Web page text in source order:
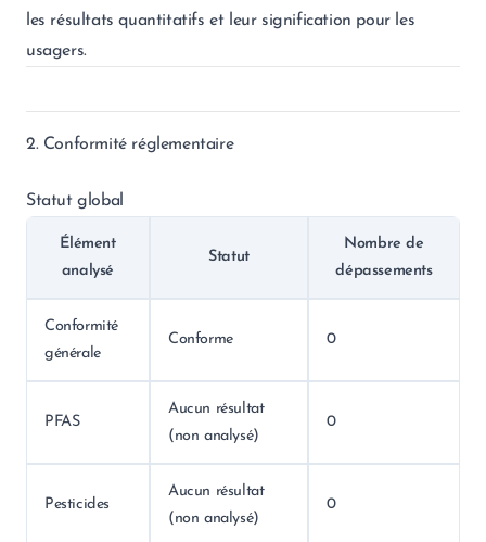
les résultats quantitatifs et leur signification pour les
usagers.
2. Conformité réglementaire
Statut global
Élément
analysé
Statut
Nombre de
dépassements
Conformité
générale
Conforme 0
PFAS
Aucun résultat
(non analysé)
0
Pesticides
Aucun résultat
(non analysé)
0